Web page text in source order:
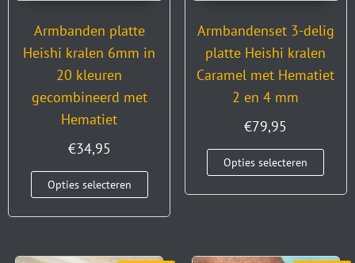
Armbanden platte
Heishi kralen 6mm in
20 kleuren
gecombineerd met
Hematiet
€34,95
Opties selecteren
Armbandenset 3-delig
platte Heishi kralen
Caramel met Hematiet
2 en 4 mm
€79,95
Opties selecteren